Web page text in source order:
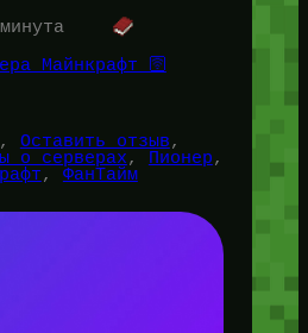
Майнкрафт 🛜
, Оставить отзыв
о серверах, Пионер
, ФанТайм